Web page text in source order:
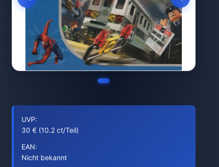
UVP:
30 € (10.2 ct/Teil)
EAN:
Nicht bekannt